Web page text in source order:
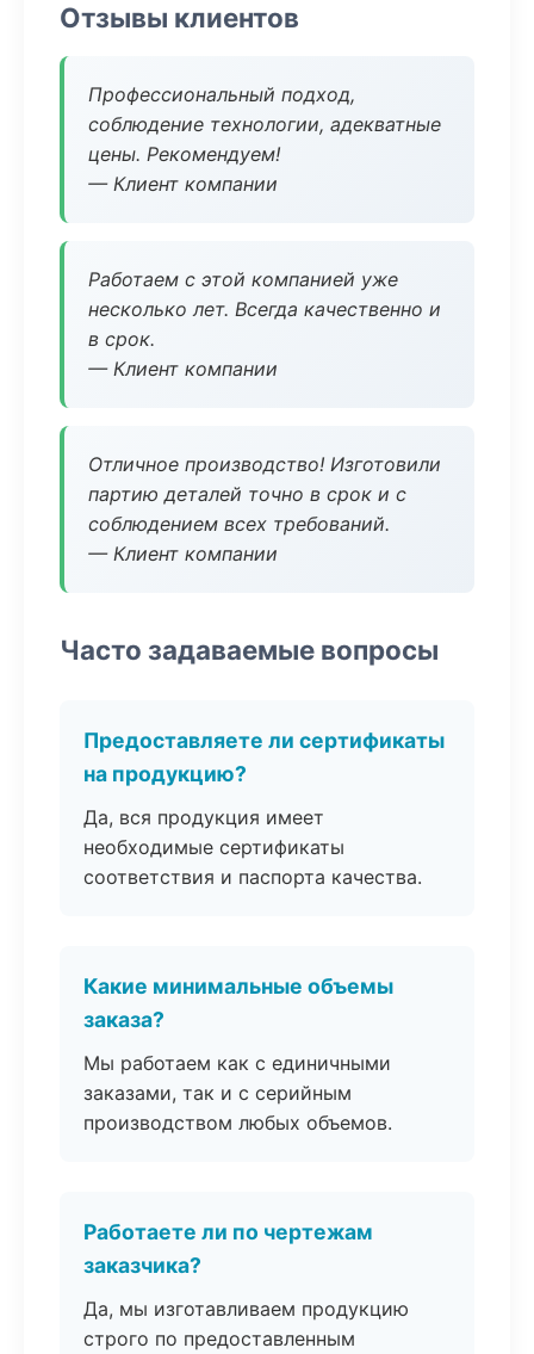
Отзывы клиентов
Профессиональный подход,
соблюдение технологии, адекватные
цены. Рекомендуем!
— Клиент компании
Работаем с этой компанией уже
несколько лет. Всегда качественно и
в срок.
— Клиент компании
Отличное производство! Изготовили
партию деталей точно в срок и с
соблюдением всех требований.
— Клиент компании
Часто задаваемые вопросы
Предоставляете ли сертификаты
на продукцию?
Да, вся продукция имеет
необходимые сертификаты
соответствия и паспорта качества.
Какие минимальные объемы
заказа?
Мы работаем как с единичными
заказами, так и с серийным
производством любых объемов.
Работаете ли по чертежам
заказчика?
Да, мы изготавливаем продукцию
строго по предоставленным